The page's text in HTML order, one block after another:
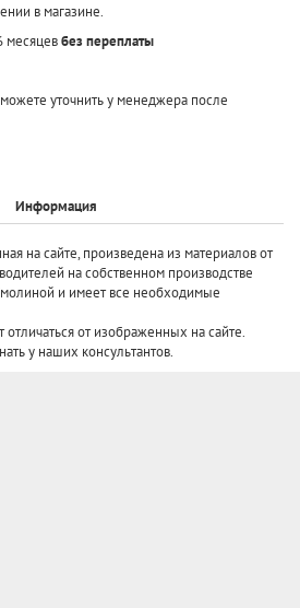
в магазине.
месяцевбез переплаты
уточнить у менеджера после
Информация
на сайте, произведена из материалов от
на собственном производстве
и имеет все необходимые
от изображенных на сайте.
у наших консультантов.